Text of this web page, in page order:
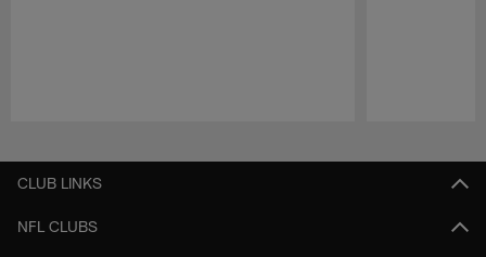
CLUB LINKS
NFL CLUBS